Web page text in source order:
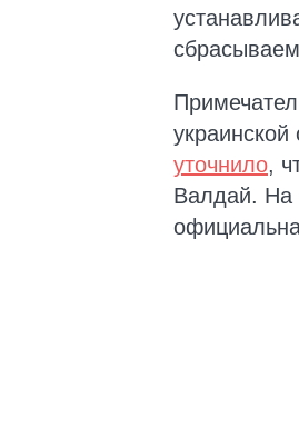
уточнило,
Валдай. На